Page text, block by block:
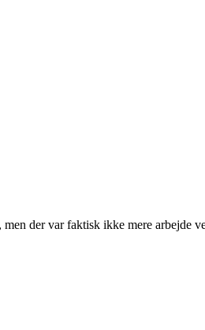
der var faktisk ikke mere arbejde